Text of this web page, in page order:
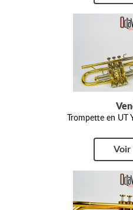
Trompette en UT
Voir